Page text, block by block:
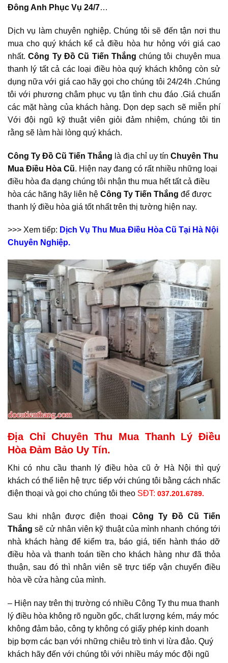
Đông Anh Phục Vụ 24/7…
Dịch vụ làm chuyên nghiệp. Chúng tôi sẽ đến tận nơi thu
mua cho quý khách kể cả điều hòa hư hỏng với giá cao
nhất.Công Ty Đồ Cũ Tiến Thắng chúng tôi chuyên mua
thanh lý tất cả các loại điều hòa quý khách không còn sử
dụng nữa với giá cao hãy gọi cho chúng tôi 24/24h .Chúng
tôi với phương châm phục vụ tận tình chu đáo .Giá chuẩn
các mặt hàng của khách hàng. Dọn dẹp sạch sẽ miễn phí
Với đội ngũ kỹ thuật viên giỏi đảm nhiệm, chúng tôi tin
rằng sẽ làm hài lòng quý khách.
Công Ty Đồ Cũ Tiến Thắng là địa chỉ uy tín Chuyên Thu
Mua Điều Hòa Cũ. Hiện nay đang có rất nhiều những loại
điều hòa đa dạng chúng tôi nhận thu mua hết tất cả điều
hòa các hãng hãy liên hệ Công Ty Tiến Thắng để được
thanh lý điều hòa giá tốt nhất trên thị tường hiện nay.
>>> Xem tiếp: Dịch Vụ Thu Mua Điều Hòa Cũ Tại Hà Nội
Chuyên Nghiệp.
Địa Chỉ Chuyên Thu Mua Thanh Lý Điều
Hòa Đảm Bảo Uy Tín.
Khi có nhu cầu thanh lý điều hòa cũ ở Hà Nội thì quý
khách có thể liên hệ trực tiếp với chúng tôi bằng cách nhấc
điện thoại và gọi cho chúng tôi theo SĐT: 037.201.6789.
Sau khi nhận được điện thoại Công Ty Đồ Cũ Tiến
Thắng sẽ cử nhân viên kỹ thuật của mình nhanh chóng tới
nhà khách hàng để kiểm tra, báo giá, tiến hành tháo dỡ
điều hòa và thanh toán tiền cho khách hàng như đã thỏa
thuận, sau đó thì nhân viên sẽ trực tiếp vận chuyển điều
hòa về cửa hàng của mình.
– Hiện nay trên thị trường có nhiều Công Ty thu mua thanh
lý điều hòa không rõ nguồn gốc, chất lượng kém, máy móc
không đảm bảo, công ty không có giấy phép kinh doanh
bịp bợm các bạn với những chiêu trò tinh vi lừa đảo. Quý
khách hãy đến với chúng tôi với nhiều máy móc đội ngũ